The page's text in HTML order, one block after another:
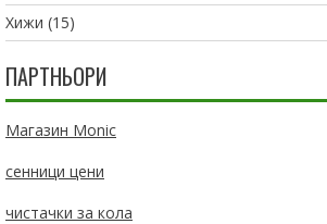
Хижи (15)
ПАРТНЬОРИ
Магазин Monic
сенници цени
чистачки за кола